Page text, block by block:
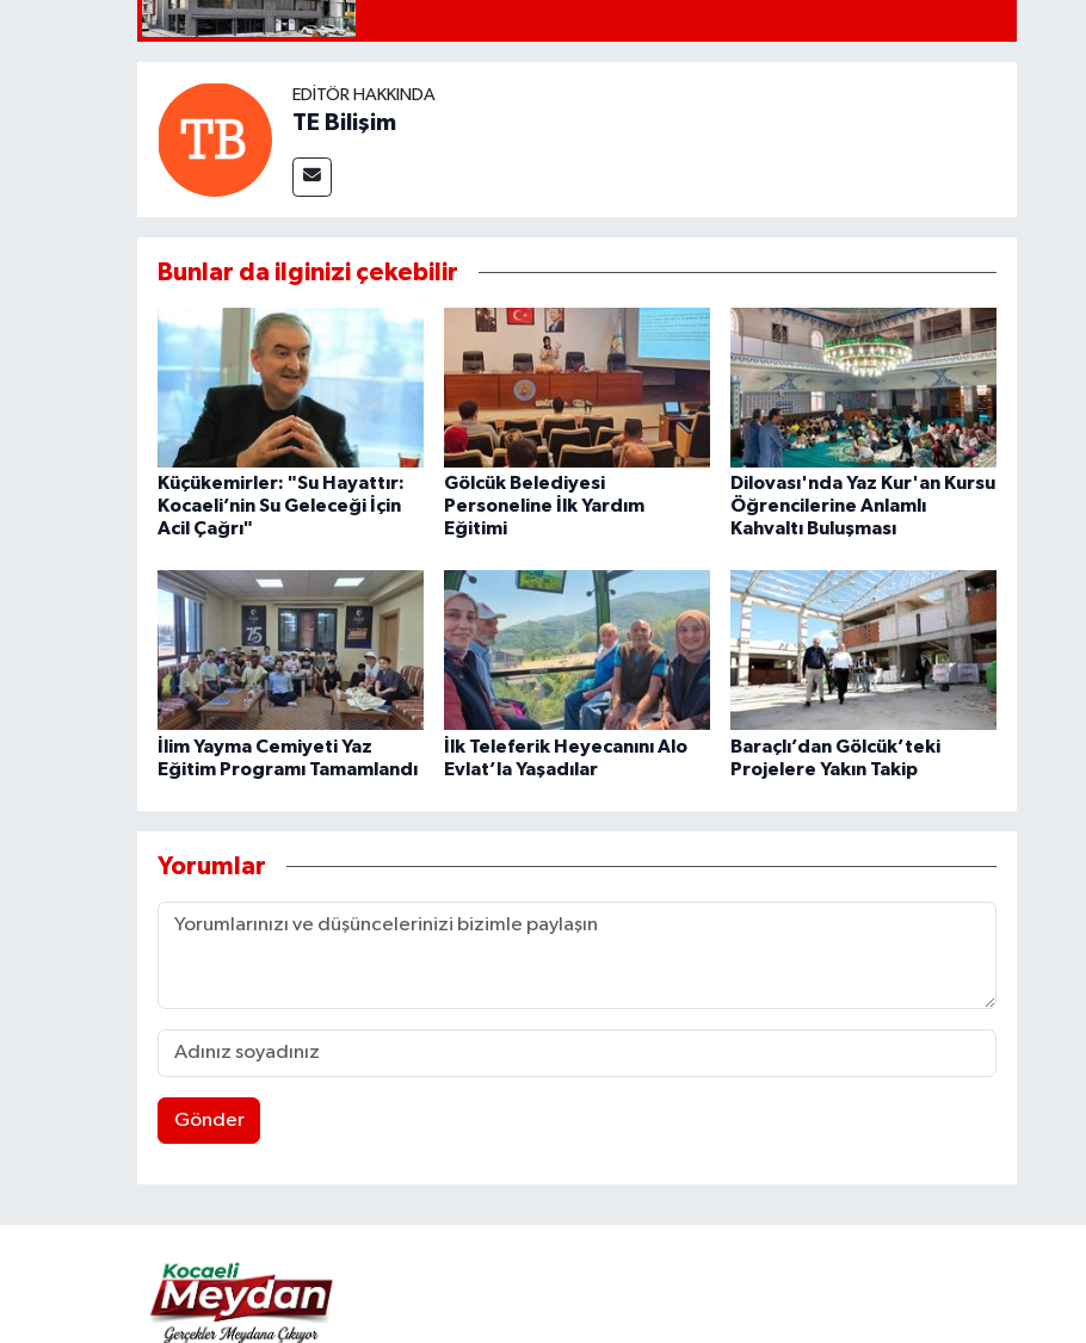
EDITÖR HAKKINDA
TE Bilişim
Bunlar da ilginizi çekebilir
Küçükemirler: "Su Hayattır:
Kocaeli’nin Su Geleceği İçin
Acil Çağrı"
Gölcük Belediyesi
Personeline İlk Yardım
Eğitimi
Dilovası'nda Yaz Kur'an Kursu
Öğrencilerine Anlamlı
Kahvaltı Buluşması
İlim Yayma Cemiyeti Yaz
Eğitim Programı Tamamlandı
İlk Teleferik Heyecanını Alo
Evlat’la Yaşadılar
Baraçlı’dan Gölcük’teki
Projelere Yakın Takip
Yorumlar
Gönder